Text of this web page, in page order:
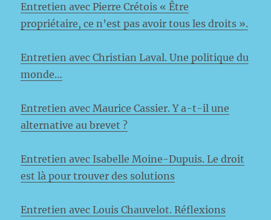
Entretien avec Pierre Crétois « Être
propriétaire, ce n’est pas avoir tous les droits ».
Entretien avec Christian Laval. Une politique du
monde…
Entretien avec Maurice Cassier. Y a-t-il une
alternative au brevet ?
Entretien avec Isabelle Moine-Dupuis. Le droit
est là pour trouver des solutions
Entretien avec Louis Chauvelot. Réflexions